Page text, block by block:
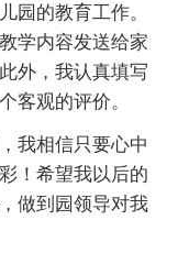
园的教育工作。
学内容发送给家
外，我认真填写
客观的评价。
我相信只要心中
！希望我以后的
做到园领导对我